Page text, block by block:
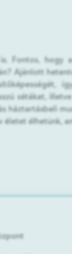
Fontos,
Ajánlott
sétákat,
háztartásbeli
élhetünk,